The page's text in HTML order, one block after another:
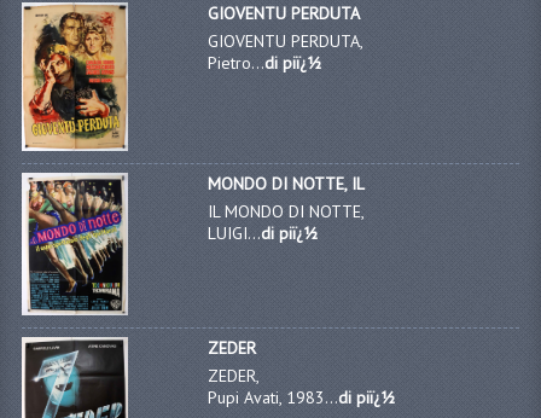
GIOVENTU PERDUTA
GIOVENTU PERDUTA,
Pietro...di piï¿½
MONDO DI NOTTE, IL
IL MONDO DI NOTTE,
LUIGI...di piï¿½
ZEDER
ZEDER,
Pupi Avati, 1983...di piï¿½